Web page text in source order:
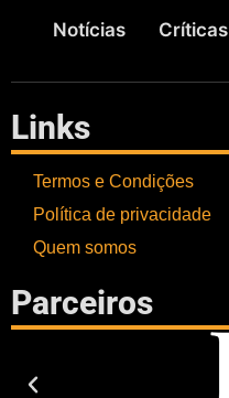
Notícias Críticas
Links
Termos e Condições
Política de privacidade
Quem somos
Parceiros